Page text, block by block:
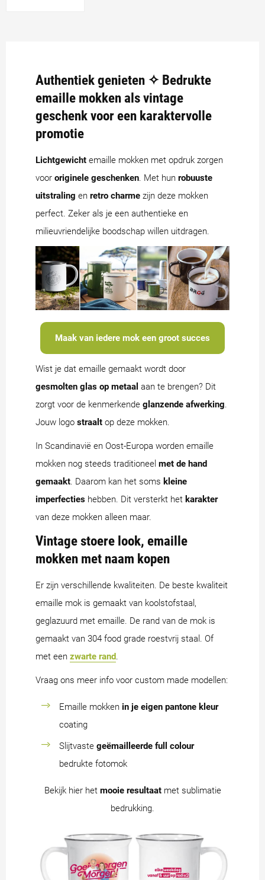
Authentiek genieten ✧ Bedrukte
emaille mokken als vintage
geschenk voor een karaktervolle
promotie
Lichtgewicht emaille mokken met opdruk zorgen
voor originele geschenken. Met hun robuuste
uitstraling en retro charme zijn deze mokken
perfect. Zeker als je een authentieke en
milieuvriendelijke boodschap willen uitdragen.
Maak van iedere mok een groot succes
Wist je dat emaille gemaakt wordt door
gesmolten glas op metaal aan te brengen? Dit
zorgt voor de kenmerkende glanzende afwerking.
Jouw logo straalt op deze mokken.
In Scandinavië en Oost-Europa worden emaille
mokken nog steeds traditioneel met de hand
gemaakt. Daarom kan het soms kleine
imperfecties hebben. Dit versterkt het karakter
van deze mokken alleen maar.
Vintage stoere look, emaille
mokken met naam kopen
Er zijn verschillende kwaliteiten. De beste kwaliteit
emaille mok is gemaakt van koolstofstaal,
geglazuurd met emaille. De rand van de mok is
gemaakt van 304 food grade roestvrij staal. Of
met een zwarte rand.
Vraag ons meer info voor custom made modellen:
Emaille mokken in je eigen pantone kleur
coating
Slijtvaste geëmailleerde full colour
bedrukte fotomok
Bekijk hier het mooie resultaatmet sublimatie
bedrukking.